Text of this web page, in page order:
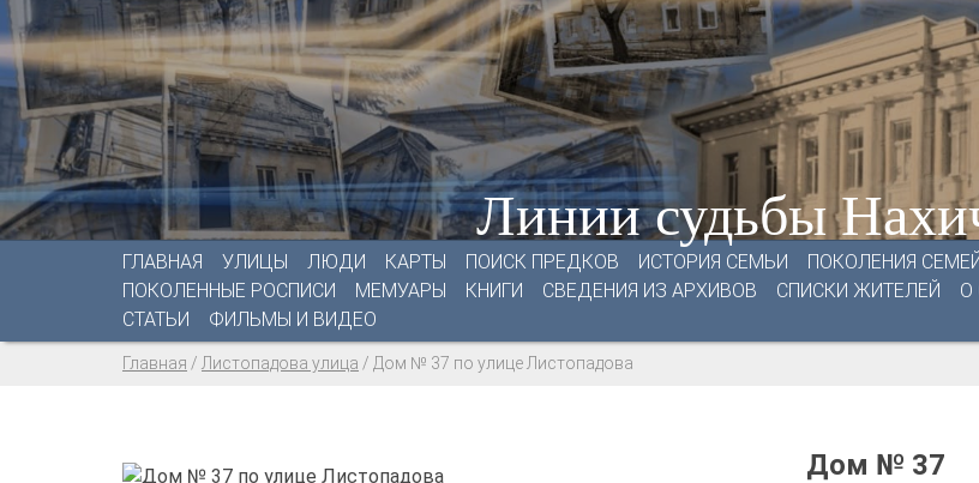
Линии судьбы
ГЛАВНАЯ УЛИЦЫ ЛЮДИ КАРТЫ ПОИСК ПРЕДКОВ ИСТОРИЯ СЕМЬИ
ПОКОЛЕНИЯ
ПОКОЛЕННЫЕ РОСПИСИ
МЕМУАРЫ КНИГИ СВЕДЕНИЯ ИЗ АРХИВОВ СПИСКИ ЖИТЕЛЕЙ
О
СТАТЬИ
ФИЛЬМЫ И ВИДЕО
Главная / Листопадова улица / Дом № 37 по улице Листопадова
Дом № 37